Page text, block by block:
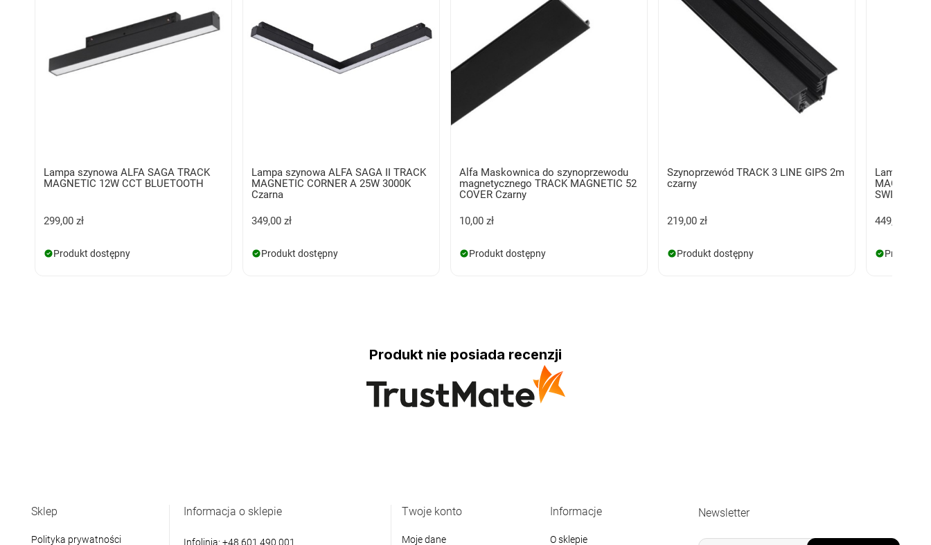
Lampa szynowa ALFA SAGA TRACK
MAGNETIC 12W CCT BLUETOOTH
299,00 zł
Produkt dostępny
Lampa szynowa ALFA SAGA II TRACK
MAGNETIC CORNER A 25W 3000K
Czarna
349,00 zł
Produkt dostępny
Alfa Maskownica do szynoprzewodu
magnetycznego TRACK MAGNETIC 52
COVER Czarny
10,00 zł
Produkt dostępny
Szynoprzewód TRACK 3 LINE GIPS 2m
czarny
219,00 zł
Produkt dostępny
Lampa
SWITCH
449,00 zł
Produkt
Produkt nie posiada recenzji
Sklep
Polityka prywatności
Informacja o sklepie
Infolinia: +48 601 490 001
Twoje konto
Moje dane
Informacje
O sklepie
Newsletter